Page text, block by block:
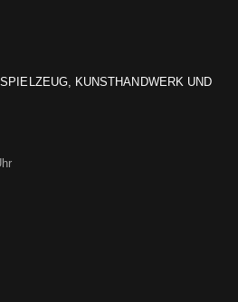
KUNSTHANDWERK UND